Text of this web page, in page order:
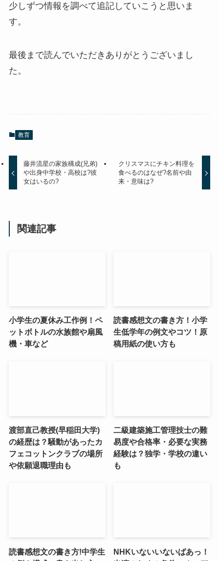
少しずつ情報を調べて追記していこうと思いま
す。
最後まで読んでいただきありがとうございまし
た。
教育
藤井流星の家族構成(兄弟)
や出身中学校・高校は?彼
女はいるの?
クリスマスにチキン料理を
食べるのはなぜ?名前や由
来・意味は?
関連記事
小学生の夏休み工作例！ペ
ットボトルの水族館や扇風
機・車など
読書感想文の書き方！小学
生低学年の例文やコツ！原
稿用紙の使い方も
渡部直己教授(早稲田大学)
の経歴は？騒動があったカ
フェコットンクラブの場所
や依願退職理由も
二級建築施工管理技士の難
易度や合格率・必要な実務
経験は？独学・学校の違い
も
読書感想文の書き方!中学生
NHKいないいないばあっ！